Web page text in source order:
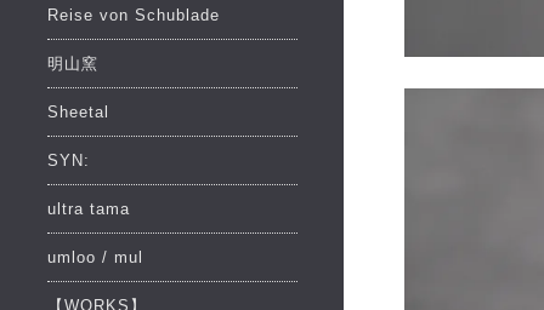
Reise von Schublade
明山窯
Sheetal
SYN:
ultra tama
umloo / mul
【WORKS】